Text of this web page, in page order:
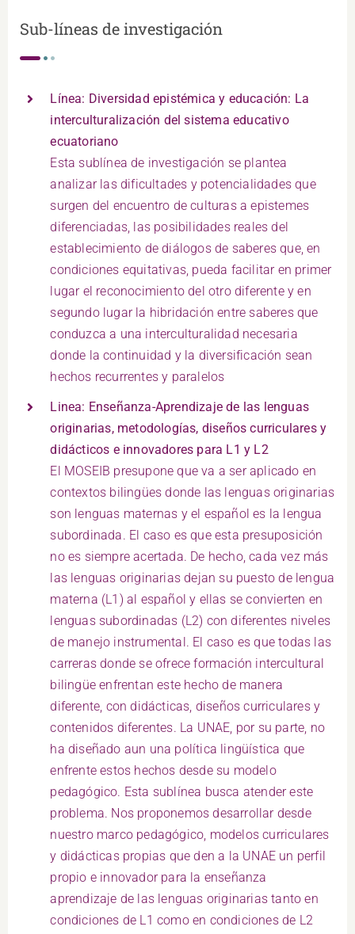
Sub-líneas de investigación
Línea: Diversidad epistémica y educación: La
interculturalización del sistema educativo
ecuatoriano
Esta sublínea de investigación se plantea
analizar las dificultades y potencialidades que
surgen del encuentro de culturas a epistemes
diferenciadas, las posibilidades reales del
establecimiento de diálogos de saberes que, en
condiciones equitativas, pueda facilitar en primer
lugar el reconocimiento del otro diferente y en
segundo lugar la hibridación entre saberes que
conduzca a una interculturalidad necesaria
donde la continuidad y la diversificación sean
hechos recurrentes y paralelos
Linea: Enseñanza-Aprendizaje de las lenguas
originarias, metodologías, diseños curriculares y
didácticos e innovadores para L1 y L2
El MOSEIB presupone que va a ser aplicado en
contextos bilingües donde las lenguas originarias
son lenguas maternas y el español es la lengua
subordinada. El caso es que esta presuposición
no es siempre acertada. De hecho, cada vez más
las lenguas originarias dejan su puesto de lengua
materna (L1) al español y ellas se convierten en
lenguas subordinadas (L2) con diferentes niveles
de manejo instrumental. El caso es que todas las
carreras donde se ofrece formación intercultural
bilingüe enfrentan este hecho de manera
diferente, con didácticas, diseños curriculares y
contenidos diferentes. La UNAE, por su parte, no
ha diseñado aun una política lingüística que
enfrente estos hechos desde su modelo
pedagógico. Esta sublínea busca atender este
problema. Nos proponemos desarrollar desde
nuestro marco pedagógico, modelos curriculares
y didácticas propias que den a la UNAE un perfil
propio e innovador para la enseñanza
aprendizaje de las lenguas originarias tanto en
condiciones de L1 como en condiciones de L2